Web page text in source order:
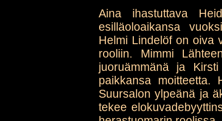
Aina ihastuttava
esilläoloaikansa
Helmi Lindelöf on oiva
rooliin. Mimmi
juoruämmänä ja
paikkansa moitteetta.
Suursalon ylpeänä ja
tekee